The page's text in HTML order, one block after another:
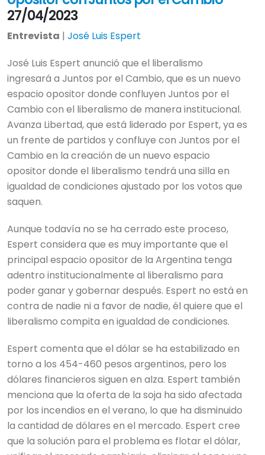
27/04/2023
Entrevista | José Luis Espert
José Luis Espert anunció que el liberalismo
ingresará a Juntos por el Cambio, que es un nuevo
espacio opositor donde confluyen Juntos por el
Cambio con el liberalismo de manera institucional.
Avanza Libertad, que está liderado por Espert, ya es
un frente de partidos y confluye con Juntos por el
Cambio en la creación de un nuevo espacio
opositor donde el liberalismo tendrá una silla en
igualdad de condiciones ajustado por los votos que
saquen.
Aunque todavía no se ha cerrado este proceso,
Espert considera que es muy importante que el
principal espacio opositor de la Argentina tenga
adentro institucionalmente al liberalismo para
poder ganar y gobernar después. Espert no está en
contra de nadie ni a favor de nadie, él quiere que el
liberalismo compita en igualdad de condiciones.
Espert comenta que el dólar se ha estabilizado en
torno a los 454-460 pesos argentinos, pero los
dólares financieros siguen en alza. Espert también
menciona que la oferta de la soja ha sido afectada
por los incendios en el verano, lo que ha disminuido
la cantidad de dólares en el mercado. Espert cree
que la solución para el problema es flotar el dólar,